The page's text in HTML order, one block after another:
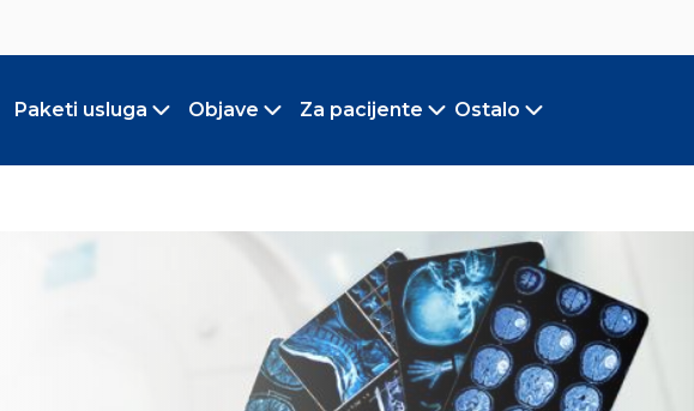
Paketi usluga
Toggle submenu
Objave
Toggle submenu
Za pacijente
Toggle submenu
Ostalo
Toggle